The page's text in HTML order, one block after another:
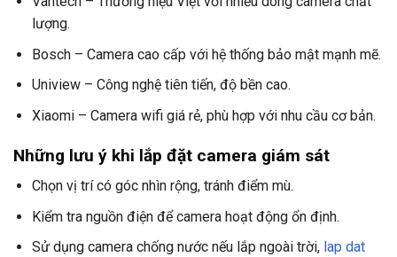
lượng.
Bosch – Camera cao cấp với hệ thống bảo mật mạnh mẽ.
Uniview – Công nghệ tiên tiến, độ bền cao.
Xiaomi – Camera wifi giá rẻ, phù hợp với nhu cầu cơ bản.
Những lưu ý khi lắp đặt camera giám sát
Chọn vị trí có góc nhìn rộng, tránh điểm mù.
Kiểm tra nguồn điện để camera hoạt động ổn định.
Sử dụng camera chống nước nếu lắp ngoài trời, lap dat